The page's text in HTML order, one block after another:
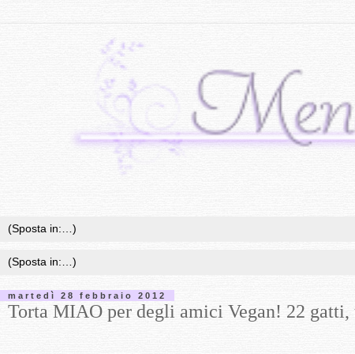
martedì 28 febbraio 2012
Torta MIAO per degli amici Vegan! 22 gatti,